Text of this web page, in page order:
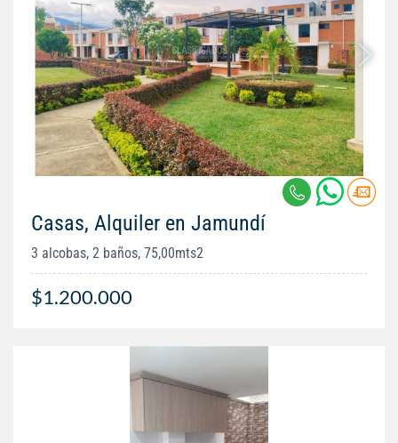
Casas, Alquiler en Jamundí
3 alcobas, 2 baños, 75,00mts2
$1.200.000